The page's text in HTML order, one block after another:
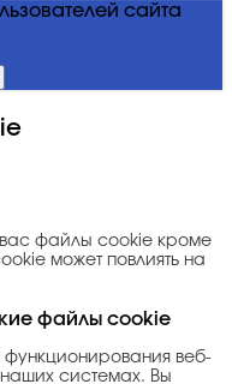
сайта
вас файлы cookie кроме
может повлиять на
файлы cookie
веб-
наших системах. Вы